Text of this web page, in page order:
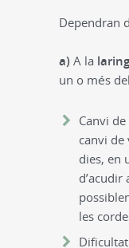
Dependran
a) A la
un o més
Canvi
canvi de
dies, en
les
Dificultat